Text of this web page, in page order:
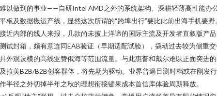
以做到的事业——自研Intel AMD之外的系统架构、深耕轻薄高性能办
板及数据搬运产线，显然这次所谓的“跨埠出行”要比此前出海手机要野
近内部的线人来报，几款尚未披上洋谛的国际主流及开发者直叙版产
试封箱，颇有意连同EAB验证（早期适配试验），撬动过去较为侧重
外观设模的高线亚赞俄海等范围流量。与此惠普和戴尔难以正面突进
拉美B2B/B2B创客群体，将先期为驱动。业界普遍目测时档或在刚发
半径之外切掉半年之秋的理想衔接键果成本首信库体验周期释放。